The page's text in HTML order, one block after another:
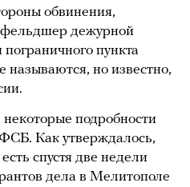
обвинения,
фельдшер дежурной
пункта
но известно,
подробности
Как утверждалось,
спустя две недели
дела в Мелитополе